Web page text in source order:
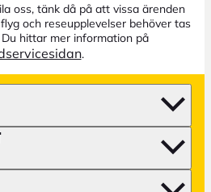
oss, tänk då på att vissa ärenden
och reseupplevelser behöver tas
hittar mer information på
.